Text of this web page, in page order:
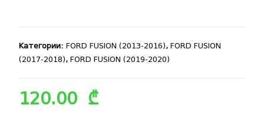
Категории:FORD FUSION (2013-2016),FORD FUSION
(2017-2018),FORD FUSION (2019-2020)
120.00 ₾